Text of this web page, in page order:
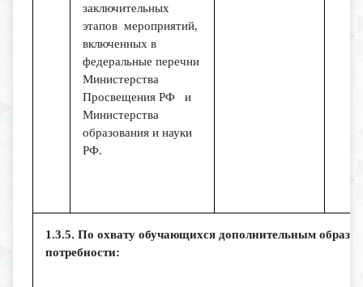
заключительных
этапов мероприятий,
включенных в
федеральные перечни
Министерства
Просвещения РФ и
Министерства
образования и науки
РФ.
1.3.5. По охвату обучающихся дополнительным
потребности: